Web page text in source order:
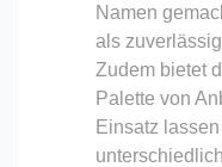
Namen
als
Zudem bietet
Palette von
Einsatz